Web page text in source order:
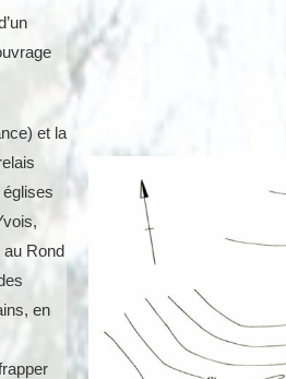
et la
au Rond
en